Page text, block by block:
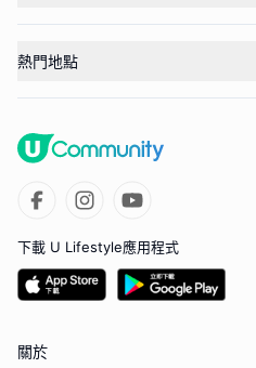
熱門地點
下載 U Lifestyle應用程式
關於